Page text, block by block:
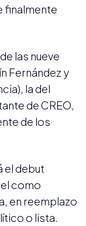
finalmente
las nueve
Fernández y
la del
de CREO,
de los
el debut
como
en reemplazo
o lista.